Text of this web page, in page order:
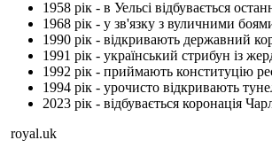
1958 рік - в Уельсі відбувається
1968 рік - у зв'язку з вуличними
1990 рік - відкривають державний
1991 рік - український стрибун із
1992 рік - приймають конституцію
1994 рік - урочисто відкривають
2023 рік - відбувається коронація
royal.uk